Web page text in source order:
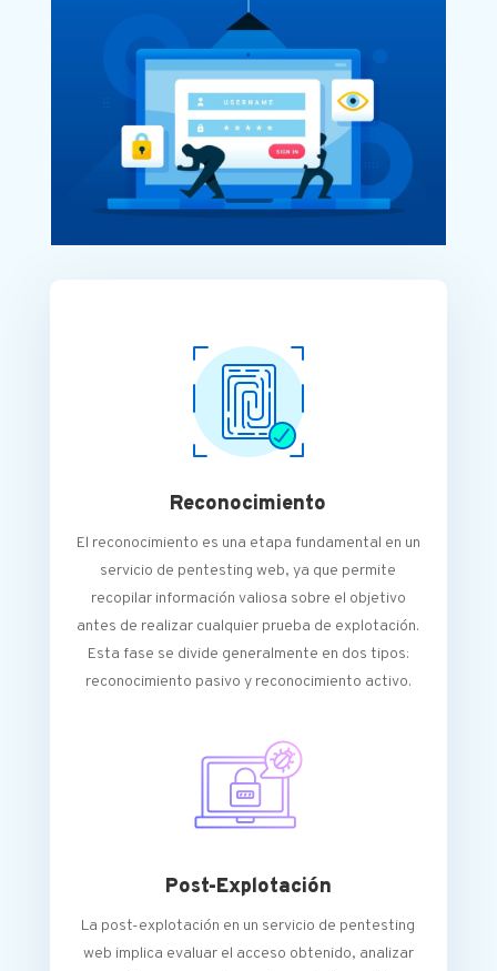
Reconocimiento
El reconocimiento es una etapa fundamental en un
servicio de pentesting web, ya que permite
recopilar información valiosa sobre el objetivo
antes de realizar cualquier prueba de explotación.
Esta fase se divide generalmente en dos tipos:
reconocimiento pasivo y reconocimiento activo.
Post-Explotación
La post-explotación en un servicio de pentesting
web implica evaluar el acceso obtenido, analizar